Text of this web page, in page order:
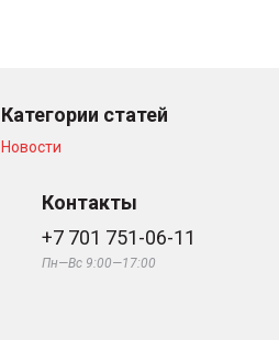
Категории статей
Новости
Контакты
+7 701 751-06-11
Пн—Вс 9:00—17:00